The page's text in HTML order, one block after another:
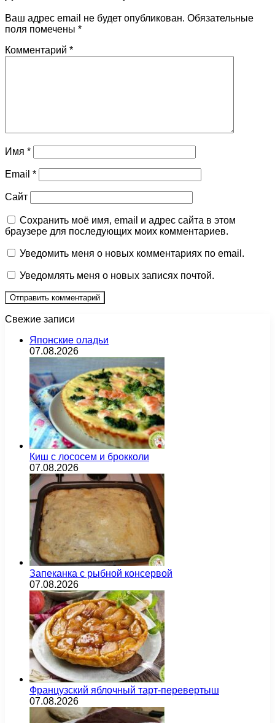
Ваш адрес email не будет опубликован. Обязательные
поля помечены *
Комментарий *
Имя *
Email *
Сайт
Сохранить моё имя, email и адрес сайта в этом
браузере для последующих моих комментариев.
Уведомить меня о новых комментариях по email.
Уведомлять меня о новых записях почтой.
Свежие записи
Японские оладьи
07.08.2026
Киш с лососем и брокколи
07.08.2026
Запеканка с рыбной консервой
07.08.2026
Французский яблочный тарт-перевертыш
07.08.2026